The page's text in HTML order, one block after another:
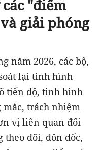
"điểm
giải phóng
năm 2026, các bộ,
lại tình hình
tiến độ, tình hình
trách nhiệm
vị liên quan đối
dõi, đôn đốc,